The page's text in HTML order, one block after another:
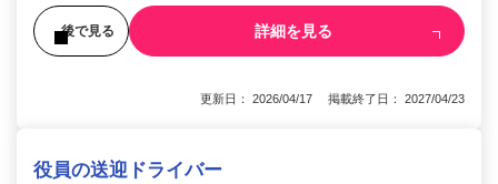
後で見る 詳細を見る
更新日： 2026/04/17 掲載終了日： 2027/04/23
役員の送迎ドライバー